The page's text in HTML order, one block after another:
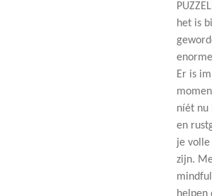
het is
Er is
níét nu
en
je
zijn.